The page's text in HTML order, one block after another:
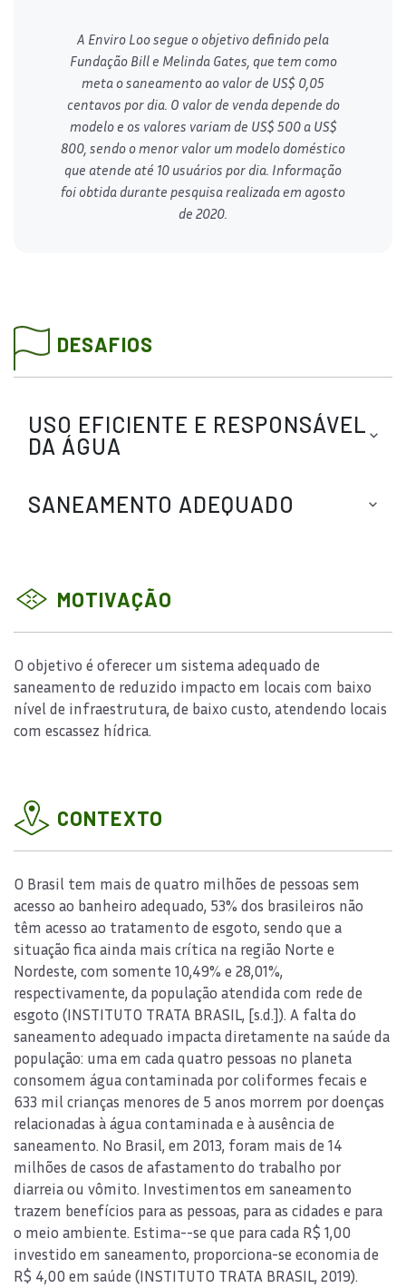
A Enviro Loo segue o objetivo definido pela
Fundação Bill e Melinda Gates, que tem como
meta o saneamento ao valor de US$ 0,05
centavos por dia. O valor de venda depende do
modelo e os valores variam de US$ 500 a US$
800, sendo o menor valor um modelo doméstico
que atende até 10 usuários por dia. Informação
foi obtida durante pesquisa realizada em agosto
de 2020.
DESAFIOS
USO EFICIENTE E RESPONSÁVEL
DA ÁGUA
SANEAMENTO ADEQUADO
MOTIVAÇÃO
O objetivo é oferecer um sistema adequado de
saneamento de reduzido impacto em locais com baixo
nível de infraestrutura, de baixo custo, atendendo locais
com escassez hídrica.
CONTEXTO
O Brasil tem mais de quatro milhões de pessoas sem
acesso ao banheiro adequado, 53% dos brasileiros não
têm acesso ao tratamento de esgoto, sendo que a
situação fica ainda mais crítica na região Norte e
Nordeste, com somente 10,49% e 28,01%,
respectivamente, da população atendida com rede de
esgoto (INSTITUTO TRATA BRASIL, [s.d.]). A falta do
saneamento adequado impacta diretamente na saúde da
população: uma em cada quatro pessoas no planeta
consomem água contaminada por coliformes fecais e
633 mil crianças menores de 5 anos morrem por doenças
relacionadas à água contaminada e à ausência de
saneamento. No Brasil, em 2013, foram mais de 14
milhões de casos de afastamento do trabalho por
diarreia ou vômito. Investimentos em saneamento
trazem benefícios para as pessoas, para as cidades e para
o meio ambiente. Estima--se que para cada R$ 1,00
investido em saneamento, proporciona-se economia de
R$ 4,00 em saúde (INSTITUTO TRATA BRASIL, 2019).